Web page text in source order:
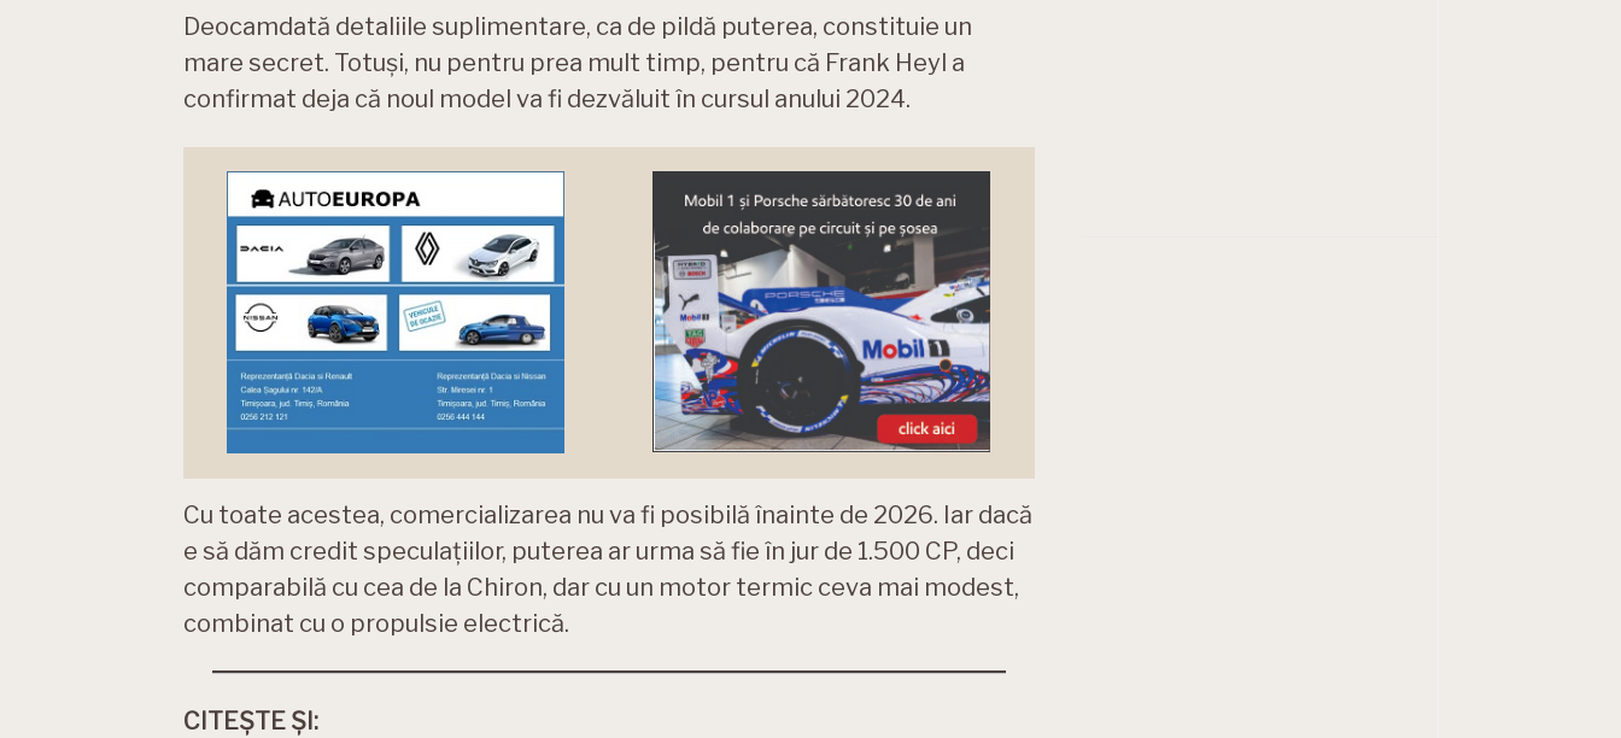
Deocamdată detaliile suplimentare, ca de pildă puterea, constituie un
mare secret. Totuși, nu pentru prea mult timp, pentru că Frank Heyl a
confirmat deja că noul model va fi dezvăluit în cursul anului 2024.
Cu toate acestea, comercializarea nu va fi posibilă înainte de 2026. Iar dacă
e să dăm credit speculațiilor, puterea ar urma să fie în jur de 1.500 CP, deci
comparabilă cu cea de la Chiron, dar cu un motor termic ceva mai modest,
combinat cu o propulsie electrică.
CITEȘTE ȘI: